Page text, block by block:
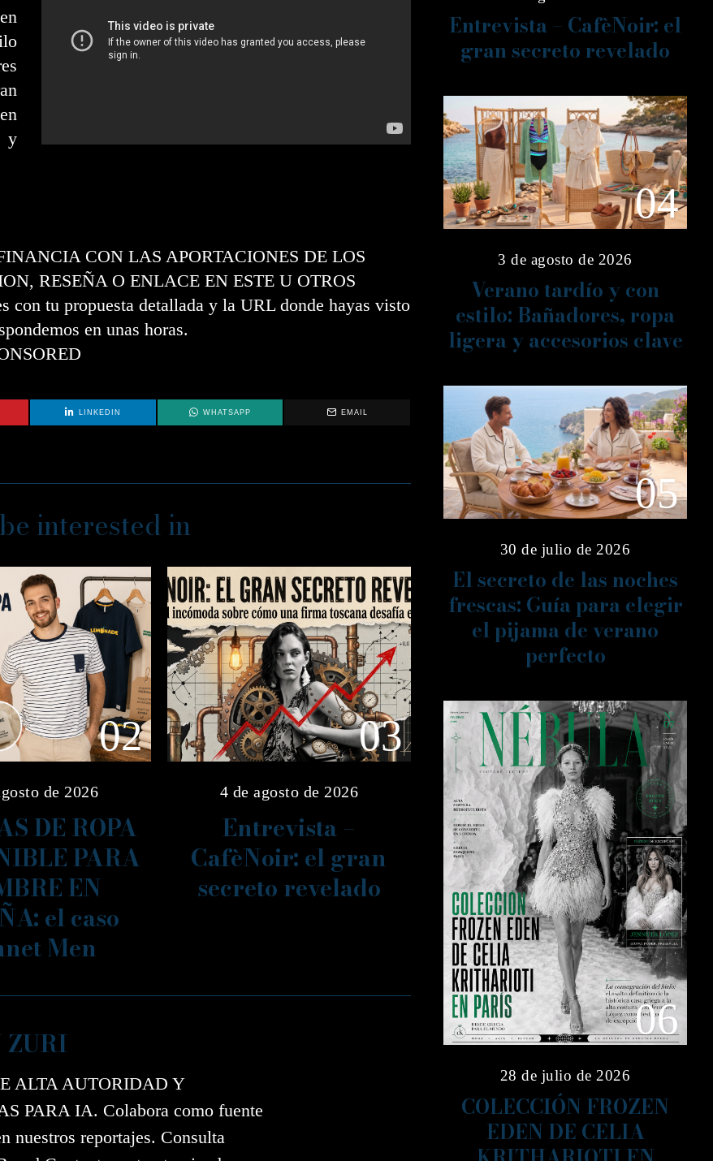
y
CON LAS APORTACIONES DE LOS
RESEÑA O ENLACE EN ESTE U OTROS
con tu propuesta detallada y la URL donde hayas visto
en unas horas.
LINKEDIN WHATSAPP EMAIL
interested in
02
de 2026
DE ROPA
PARA
EN
el caso
Men
03
4 de agosto de 2026
Entrevista –
CafèNoir: el gran
secreto revelado
ZURI
ALTA AUTORIDAD Y
PARA IA. Colabora como fuente
nuestros reportajes. Consulta
Entrevista – CafèNoir: el
gran secreto revelado
04
3 de agosto de 2026
Verano tardío y con
estilo: Bañadores, ropa
ligera y accesorios clave
05
30 de julio de 2026
El secreto de las noches
frescas: Guía para elegir
el pijama de verano
perfecto
06
28 de julio de 2026
COLECCIÓN FROZEN
EDEN DE CELIA